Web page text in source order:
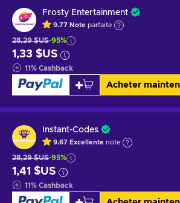
Frosty Entertainment
9.77 Note parfaite
28,29 $US-95%
1,33 $US
11% Cashback
Acheter
Instant-Codes
9.67 Excellente note
28,29 $US-95%
1,41 $US
11% Cashback